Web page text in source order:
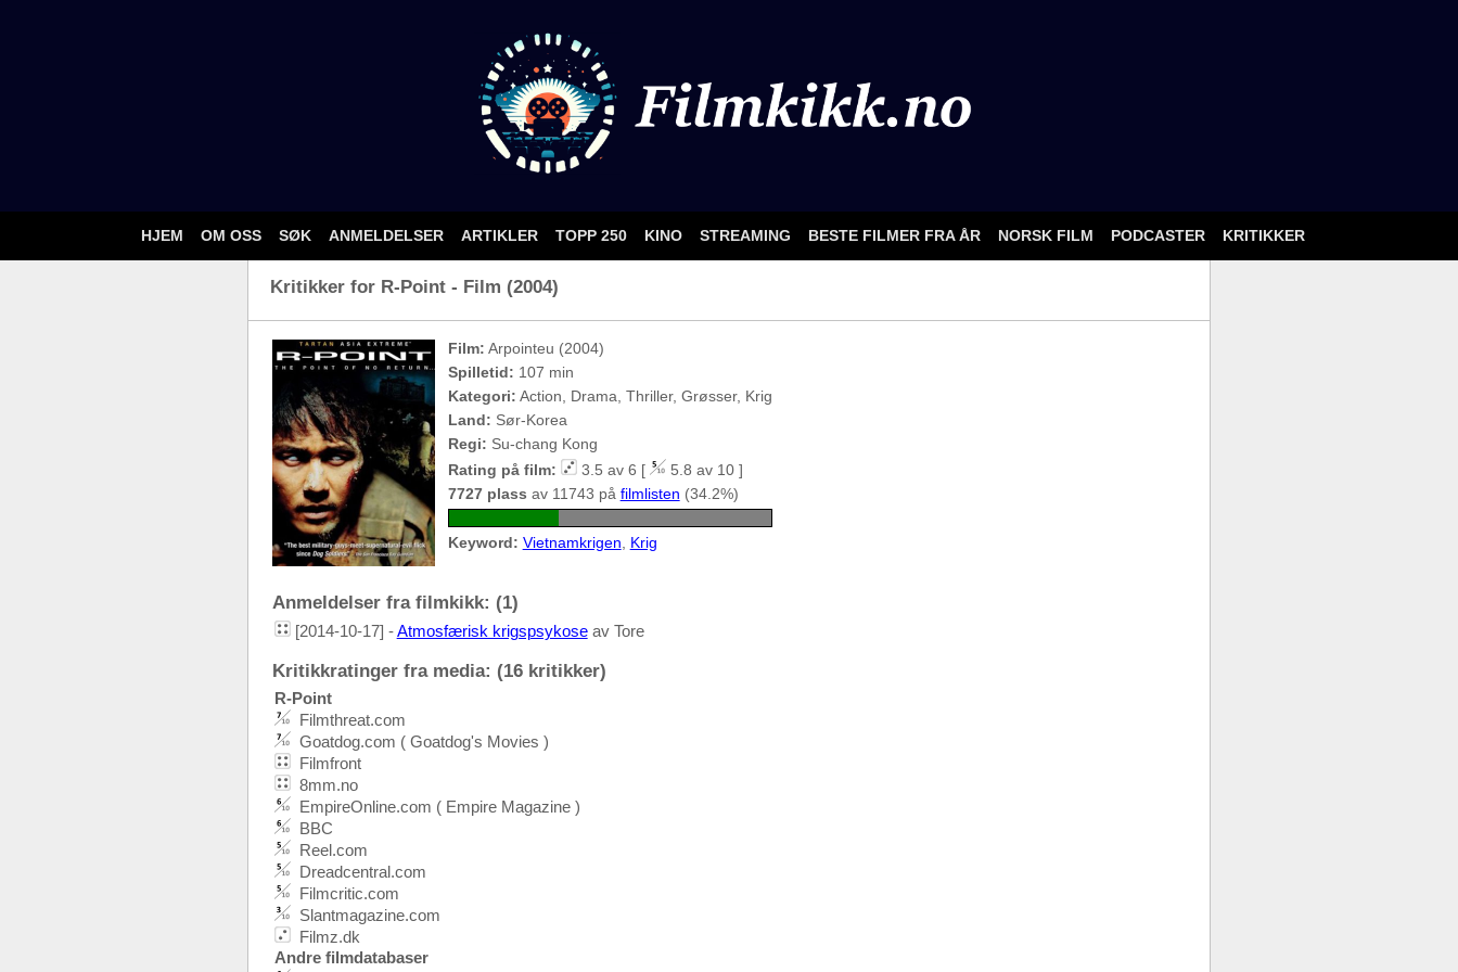
HJEM OM OSS SØK ANMELDELSER ARTIKLER TOPP 250 KINO STREAMING BESTE FILMER FRA ÅR NORSK FILM PODCASTER KRITIKKER
Kritikker for R-Point - Film (2004)
Film: Arpointeu (2004)
Spilletid: 107 min
Kategori: Action, Drama, Thriller, Grøsser, Krig
Land: Sør-Korea
Regi: Su-chang Kong
Rating på film:
3.5 av 6 [
5.8 av 10 ]
7727 plass av 11743 på filmlisten (34.2%)
Keyword: Vietnamkrigen Krig
Anmeldelser fra filmkikk: (1)
[2014-10-17] -Atmosfærisk krigspsykoseav Tore
Kritikkratinger fra media: (16 kritikker)
R-Point
Filmthreat.com
Goatdog.com ( Goatdog's Movies )
Filmfront
8mm.no
EmpireOnline.com ( Empire Magazine )
BBC
Reel.com
Dreadcentral.com
Filmcritic.com
Slantmagazine.com
Filmz.dk
Andre filmdatabaser